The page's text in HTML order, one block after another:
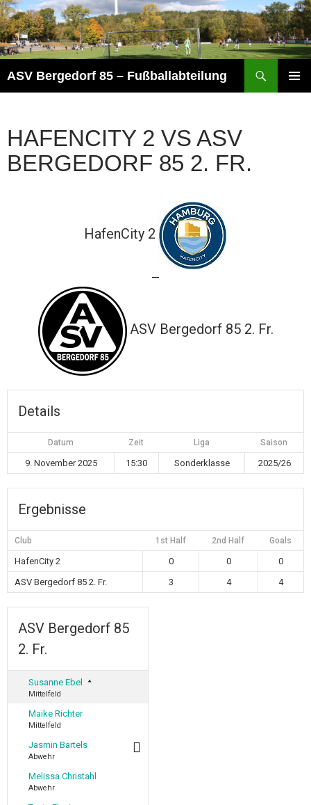
Zum
Inhalt
springen
ASV Bergedorf 85 – Fußballabteilung
HAFENCITY 2 VS ASV
BERGEDORF 85 2. FR.
HafenCity 2
—
ASV Bergedorf 85 2. Fr.
Details
Datum Zeit Liga Saison
9. November 2025 15:30 Sonderklasse 2025/26
Ergebnisse
Club 1st Half 2nd Half Goals
HafenCity 2 0 0
0
ASV Bergedorf 85 2. Fr.
3 4 4
ASV Bergedorf 85
2. Fr.
Susanne Ebel
Mittelfeld
Maike Richter
Mittelfeld
Jasmin Bartels
Abwehr
Melissa Christahl
Abwehr